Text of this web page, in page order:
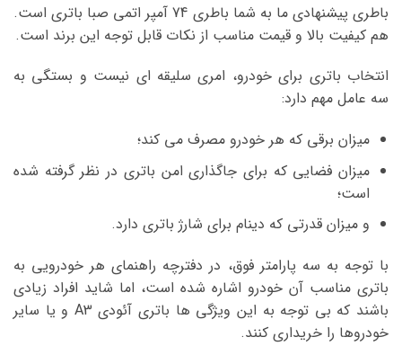
باطری پیشنهادی ما به شما باطری 74 آمپر اتمی صبا باتری است.
هم کیفیت بالا و قیمت مناسب از نکات قابل توجه این برند است.
انتخاب باتری برای خودرو، امری سلیقه ای نیست و بستگی به
سه عامل مهم دارد:
میزان برقی که هر خودرو مصرف می کند؛
میزان فضایی که برای جاگذاری امن باتری در نظر گرفته شده
است؛
و میزان قدرتی که دینام برای شارژ باتری دارد.
با توجه به سه پارامتر فوق، در دفترچه راهنمای هر خودرویی به
باتری مناسب آن خودرو اشاره شده است، اما شاید افراد زیادی
باشند که بی توجه به این ویژگی ها باتری آئودی A3 و یا سایر
خودروها را خریداری کنند.